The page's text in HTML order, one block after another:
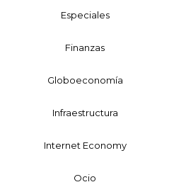
Especiales
Finanzas
Globoeconomía
Infraestructura
Internet Economy
Ocio